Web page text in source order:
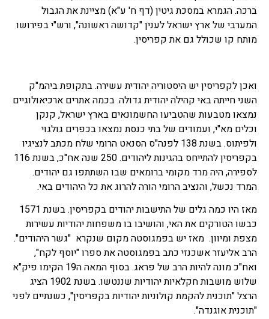
ברכה. הגמרא במסכת גיטין (דף ח' ע"א) מציינת את הגבול
המערבי של ארץ ישראל לענין "קדושה ראשונה", ורש"י בפירושו
מותח קו שכולל גם את קפריסין.
ואכן לקפריסין יש היסטוריה יהודית עשירה. בתקופת ביהמ"ק
השני חייתה באי קהילה יהודית גדולה. בכמה אתרים ארכיאולוגיים
נמצאו מטבעות שהטביעו החשמונאים בארץ ישראל, קנקן
וכלים מא"י, ועמודים של בתי כנסת נמצאו בכפרים גולגוי
ולפיתוס. בשנת 138 לפנה"ס הסנאט הרומי שלח מכתב לנציגיו
בקפריסין להתייחס בהגינות ליהודים. 250 שנה אח"כ, בשנת 116
לספירה, היה מרד מקומי ברומאים שבו השתתפו גם יהודים.
המרד נכשל, והנציב הרומי הורה להרוג את כל היהודים באי.
מאז היו כמה גלים של התישבות יהודים בקפריסין. בשנת 1571
כבשו הטורקים את האי, והושיבו בו משפחות יהודיות עשירות
מצפת ומיוון. מאז יש בפמגוסטה מקום שנקרא "גשר היהודים".
הרב אליעזר אשכנזי כתב בפמגוסטה את ספרו "יוסף לקח",
ואח"כ מונה להיות הרב של פראג. בסוף המאה ה19 הקימו פיק"א
שלוש מושבות חקלאיות יהודיות שננטשו. בשנת 1902 הציג
הרצל "תוכנית להקמת קולוניות יהודיות בקפריסין", כשנתיים לפני
"תוכנית אוגנדה".